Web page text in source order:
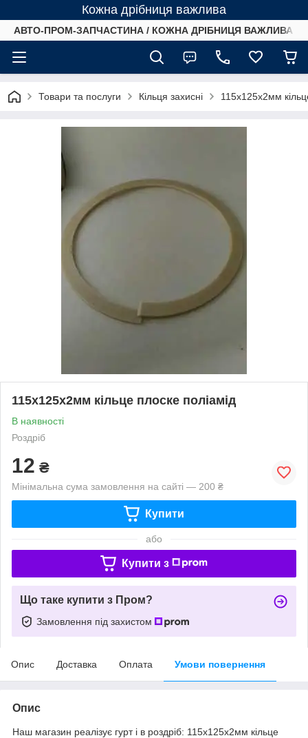
Кожна дрібниця важлива
АВТО-ПРОМ-ЗАПЧАСТИНА / КОЖНА ДРІБНИЦЯ ВАЖЛИВА /
Товари та послуги Кільця захисні 115х125х2мм
115х125х2мм кільце плоске поліамід
В наявності
Роздріб
12 ₴
Мінімальна сума замовлення на сайті — 200 ₴
Купити
або
Купити з
Що таке купити з Пром?
Замовлення під захистом
Опис Доставка Оплата Умови повернення
Опис
Наш магазин реалізує гурт і в роздріб: 115х125х2мм кільце